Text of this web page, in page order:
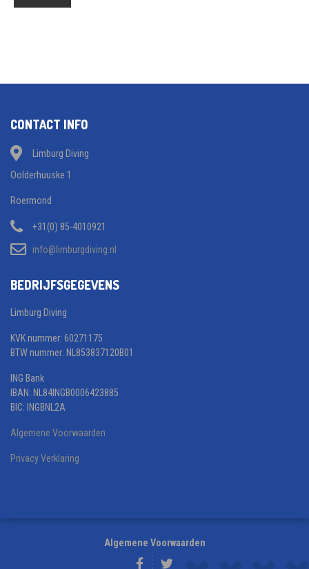
CONTACT INFO
Limburg Diving
Oolderhuuske 1
Roermond
+31(0) 85-4010921
info@limburgdiving.nl
BEDRIJFSGEGEVENS
Limburg Diving
KVK nummer: 60271175
BTW nummer: NL853837120B01
ING Bank
IBAN: NL84INGB0006423885
BIC: INGBNL2A
Algemene Voorwaarden
Privacy Verklaring
Algemene Voorwaarden